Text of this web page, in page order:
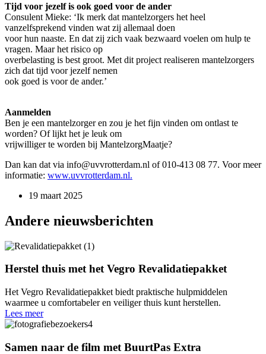
Tijd voor jezelf is ook goed voor de ander
Consulent Mieke: ‘Ik merk dat mantelzorgers het heel
vanzelfsprekend vinden wat zij allemaal doen
voor hun naaste. En dat zij zich vaak bezwaard voelen om hulp te
vragen. Maar het risico op
overbelasting is best groot. Met dit project realiseren mantelzorgers
zich dat tijd voor jezelf nemen
ook goed is voor de ander.’
Aanmelden
Ben je een mantelzorger en zou je het fijn vinden om ontlast te
worden? Of lijkt het je leuk om
vrijwilliger te worden bij MantelzorgMaatje?
Dan kan dat via info@uvvrotterdam.nl of 010-413 08 77. Voor meer
informatie: www.uvvrotterdam.nl.
19 maart 2025
Andere nieuwsberichten
Herstel thuis met het Vegro Revalidatiepakket
Het Vegro Revalidatiepakket biedt praktische hulpmiddelen
waarmee u comfortabeler en veiliger thuis kunt herstellen.
Lees meer
Samen naar de film met BuurtPas Extra